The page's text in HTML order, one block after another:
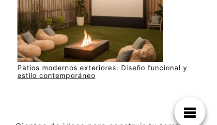
Patios modernos exteriores: Diseño funcional y
estilo contemporáneo